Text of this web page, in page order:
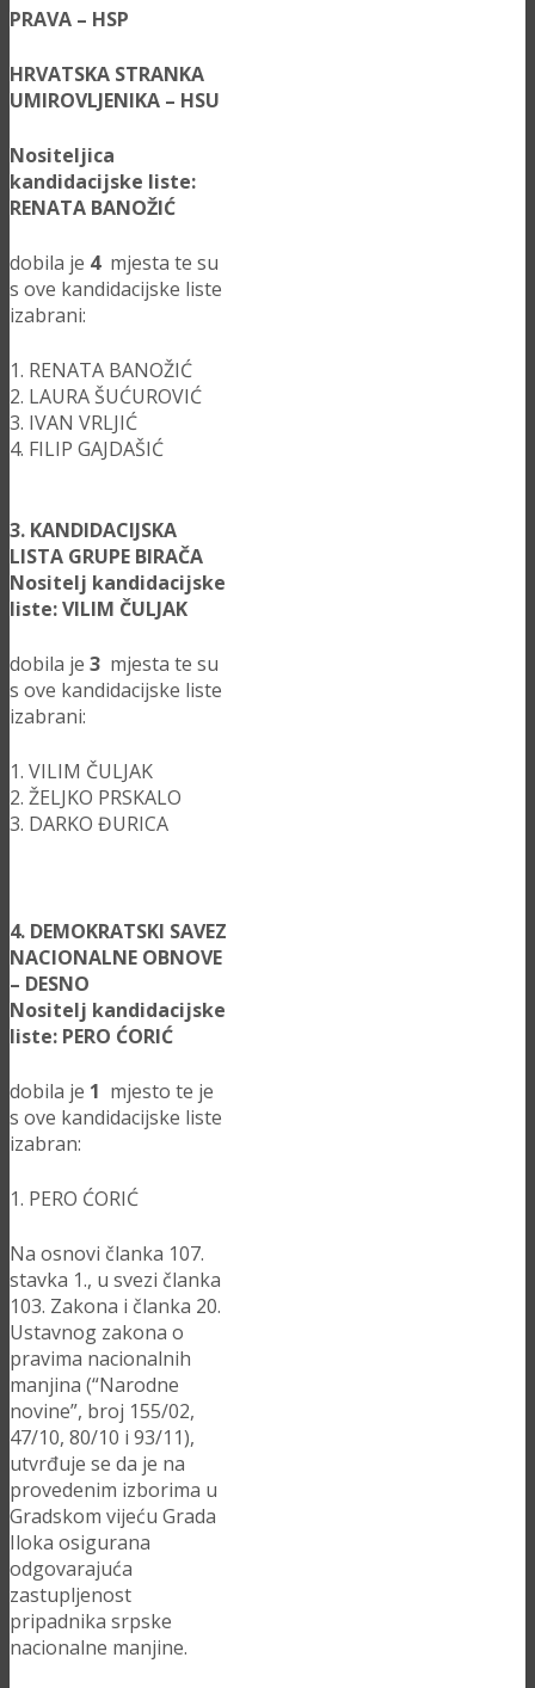
PRAVA – HSP
HRVATSKA STRANKA
UMIROVLJENIKA – HSU
Nositeljica
kandidacijske liste:
RENATA BANOŽIĆ
dobila je 4mjesta te su
s ove kandidacijske liste
izabrani:
1. RENATA BANOŽIĆ
2. LAURA ŠUĆUROVIĆ
3. IVAN VRLJIĆ
4. FILIP GAJDAŠIĆ
3. KANDIDACIJSKA
LISTA GRUPE BIRAČA
Nositelj kandidacijske
liste: VILIM ČULJAK
dobila je 3 mjesta te su
s ove kandidacijske liste
izabrani:
1. VILIM ČULJAK
2. ŽELJKO PRSKALO
3. DARKO ĐURICA
4. DEMOKRATSKI SAVEZ
NACIONALNE OBNOVE
– DESNO
Nositelj kandidacijske
liste: PERO ĆORIĆ
dobila je 1 mjesto te je
s ove kandidacijske liste
izabran:
1. PERO ĆORIĆ
Na osnovi članka 107.
stavka 1., u svezi članka
103. Zakona i članka 20.
Ustavnog zakona o
pravima nacionalnih
manjina (“Narodne
novine”, broj 155/02,
47/10, 80/10 i 93/11),
utvrđuje se da je na
provedenim izborima u
Gradskom vijeću Grada
Iloka osigurana
odgovarajuća
zastupljenost
pripadnika srpske
nacionalne manjine.